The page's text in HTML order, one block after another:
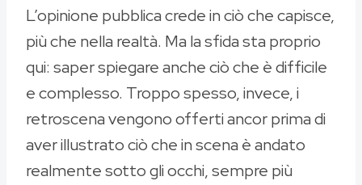
L’opinione pubblica crede in ciò che capisce,
più che nella realtà. Ma la sfida sta proprio
qui: saper spiegare anche ciò che è difficile
e complesso. Troppo spesso, invece, i
retroscena vengono offerti ancor prima di
aver illustrato ciò che in scena è andato
realmente sotto gli occhi, sempre più